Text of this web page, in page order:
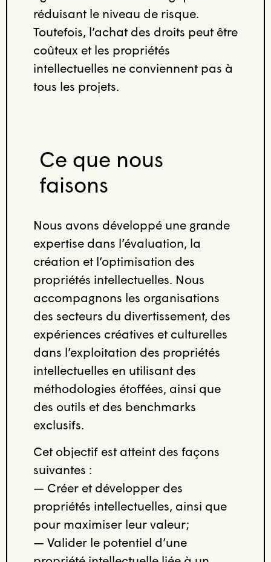
réduisant le niveau de risque.
Toutefois, l’achat des droits peut être
coûteux et les propriétés
intellectuelles ne conviennent pas à
tous les projets.
Ce que nous
faisons
Nous avons développé une grande
expertise dans l’évaluation, la
création et l’optimisation des
propriétés intellectuelles. Nous
accompagnons les organisations
des secteurs du divertissement, des
expériences créatives et culturelles
dans l’exploitation des propriétés
intellectuelles en utilisant des
méthodologies étoffées, ainsi que
des outils et des benchmarks
exclusifs.
Cet objectif est atteint des façons
suivantes :
— Créer et développer des
propriétés intellectuelles, ainsi que
pour maximiser leur valeur;
— Valider le potentiel d’une